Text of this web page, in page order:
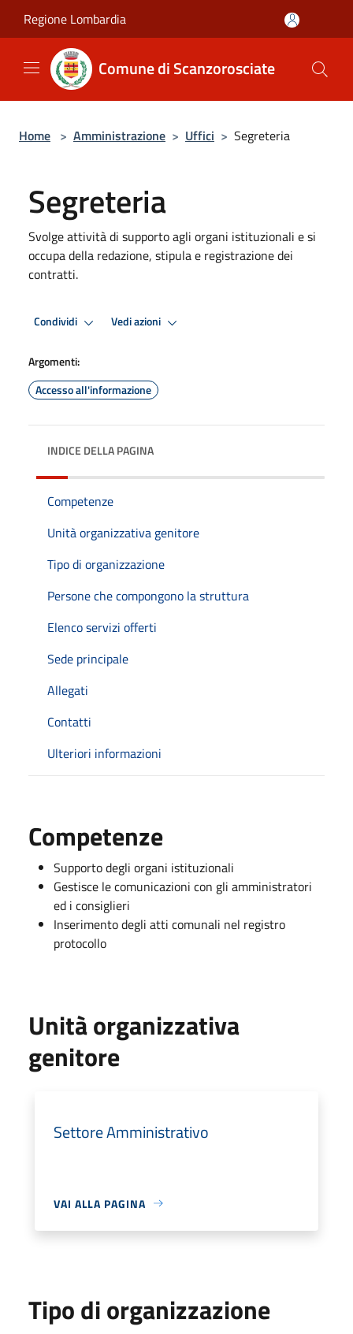
Regione Lombardia
Comune di Scanzorosciate
Home > Amministrazione > Uffici > Segreteria
Segreteria
Svolge attività di supporto agli organi istituzionali e si
occupa della redazione, stipula e registrazione dei
contratti.
Condividi Vedi azioni
Argomenti:
Accesso all'informazione
INDICE DELLA PAGINA
Competenze
Unità organizzativa genitore
Tipo di organizzazione
Persone che compongono la struttura
Elenco servizi offerti
Sede principale
Allegati
Contatti
Ulteriori informazioni
Competenze
Supporto degli organi istituzionali
Gestisce le comunicazioni con gli amministratori
ed i consiglieri
Inserimento degli atti comunali nel registro
protocollo
Unità organizzativa
genitore
Settore Amministrativo
VAI ALLA PAGINA
Tipo di organizzazione